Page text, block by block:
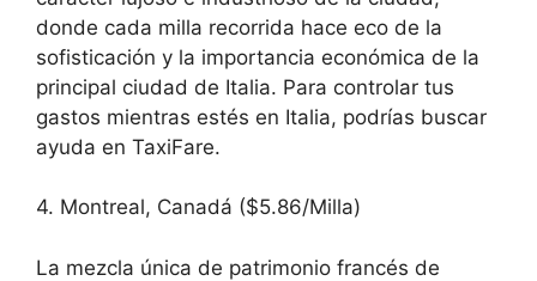
donde cada milla recorrida hace eco de la
sofisticación y la importancia económica de la
principal ciudad de Italia. Para controlar tus
gastos mientras estés en Italia, podrías buscar
ayuda en TaxiFare.
4. Montreal, Canadá ($5.86/Milla)
La mezcla única de patrimonio francés de